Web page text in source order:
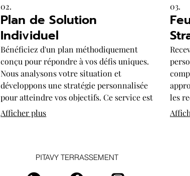
02.
Plan de Solution
Individuel
Bénéficiez d'un plan méthodiquement
conçu pour répondre à vos défis uniques.
Nous analysons votre situation et
développons une stratégie personnalisée
pour atteindre vos objectifs. Ce service est
conçu pour vous offrir une voie claire et
efficace vers le succès.
Afficher plus
03.
les
PITAVY TERRASSEMENT